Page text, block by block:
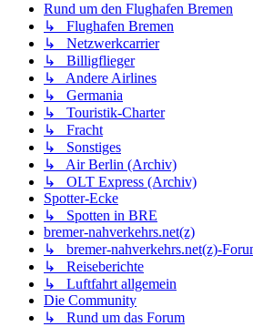
Rund um den Flughafen Bremen
↳ Flughafen Bremen
↳ Netzwerkcarrier
↳ Billigflieger
↳ Andere Airlines
↳ Germania
↳ Touristik-Charter
↳ Fracht
↳ Sonstiges
↳ Air Berlin (Archiv)
↳ OLT Express (Archiv)
Spotter-Ecke
↳ Spotten in BRE
bremer-nahverkehrs.net(z)
↳ bremer-nahverkehrs.net(z)-
↳ Reiseberichte
↳ Luftfahrt allgemein
Die Community
↳ Rund um das Forum